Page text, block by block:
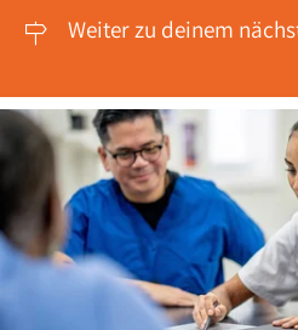
 Weiter zu deinem